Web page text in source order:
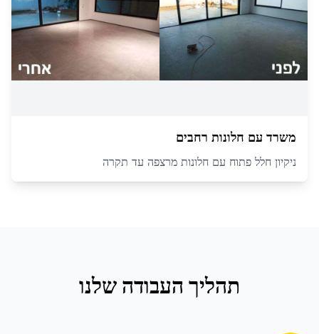
משרד עם חלונות רחבים
ניקיון חלל פתוח עם חלונות מרצפה עד תקרה
תהליך העבודה שלנו